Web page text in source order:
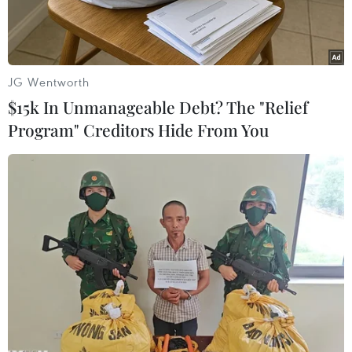
Một hồ chứa nước ở Australia. (Nguồn: Getty Images)
Ngày 21/11, chính quyền bang New South
Wales, Australia thông báo áp dụng mức hạn
chế sử dụng nước sinh hoạt mới trong bối cảnh
tình trạng hạn hán nhiều khả năng sẽ khiến
thành phố Sydney đối mặt với nguy cơ thiếu
nước nhất trong 10 năm qua.
JG Wentworth
$15k In Unmanageable Debt? The "Relief
Program" Creditors Hide From You